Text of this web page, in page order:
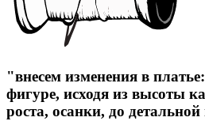
"внесем изменения в
фигуре, исходя из высоты
роста, осанки, до